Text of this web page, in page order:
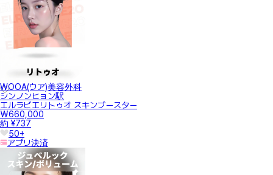
WOOA(ウア)美容外科
シンノンヒョン駅
エルラビエリトゥオ スキンブースター
₩660,000
約 ¥737
50+
アプリ決済